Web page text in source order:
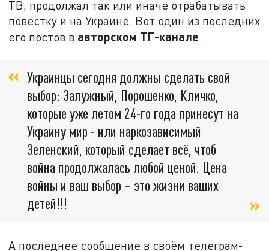
ТВ, продолжал так или иначе отрабатывать
повестку и на Украине. Вот один из последних
его постов в авторском ТГ-канале:
Украинцы сегодня должны сделать свой
выбор: Залужный, Порошенко, Кличко,
которые уже летом 24-го года принесут на
Украину мир - или наркозависимый
Зеленский, который сделает всё, чтоб
война продолжалась любой ценой. Цена
войны и ваш выбор – это жизни ваших
детей!!!
А последнее сообщение в своём телеграм-